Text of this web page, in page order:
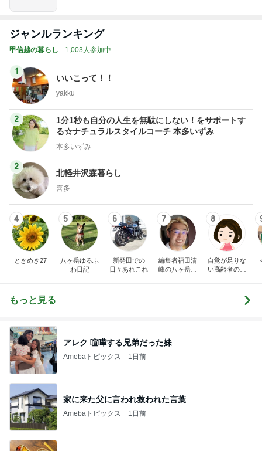
ジャンルランキング
甲信越の暮らし 1,003人参加中
1
いいこって！！
yakku
2
1分1秒も自分の人生を無駄にしない！をサポートす
る☆ナチュラルスタイルコーチ 本多いずみ
本多いずみ
2
北軽井沢森暮らし
喜多
4
ときめき27
5
八ヶ岳ゆるふ
わ日記
6
新発田での
日々あれこれ
7
編集者福田清
峰の八ヶ岳南
8
自覚が足りな
い高齢者のブ
もっと見る
アレク 喧嘩する兄弟だった妹
Amebaトピックス 1日前
家に来た父に言われ救われた言葉
Amebaトピックス 1日前